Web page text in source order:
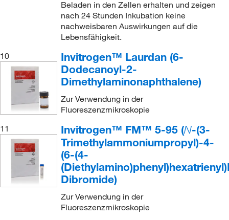
Beladen in den Zellen erhalten und zeigen
nach 24 Stunden Inkubation keine
nachweisbaren Auswirkungen auf die
Lebensfähigkeit.
10
Invitrogen™ Laurdan (6-
Dodecanoyl-2-
Dimethylaminonaphthalene)
Zur Verwendung in der
Fluoreszenzmikroskopie
11
Invitrogen™ FM™ 5-95 (N-(3-
Trimethylammoniumpropyl)-4-
(6-(4-
Dibromide)
Zur Verwendung in der
Fluoreszenzmikroskopie